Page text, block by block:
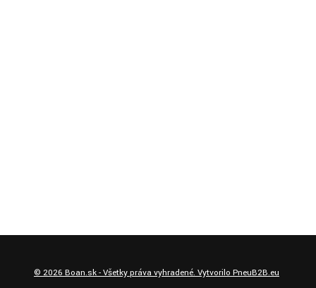
© 2026 Boan.sk - Všetky práva vyhradené. Vytvorilo PneuB2B.eu